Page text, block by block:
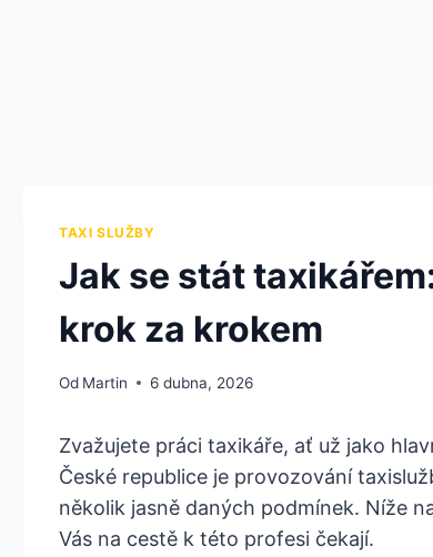
TAXI SLUŽBY
Jak se stát
krok za krokem
Od Martin 6 dubna, 2026
Zvažujete práci taxikáře, ať už jako
České republice je provozování
několik jasně daných podmínek. Níže
Vás na cestě k této profesi čekají.